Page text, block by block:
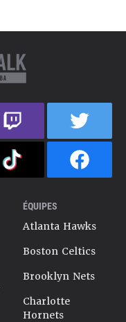
ÉQUIPES
Atlanta Hawks
Boston Celtics
Brooklyn Nets
Charlotte
Hornets